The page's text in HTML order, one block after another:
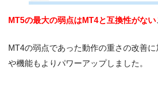
MT5の最大の弱点はMT4と互換性がない
MT4の弱点であった動作の重さの改善
や機能もよりパワーアップしました。